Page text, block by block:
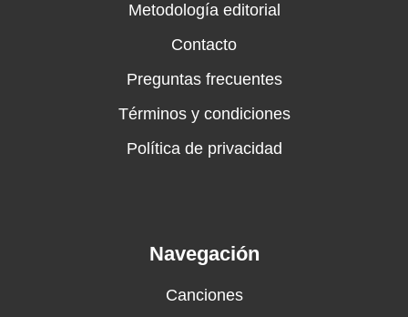
Metodología editorial
Contacto
Preguntas frecuentes
Términos y condiciones
Política de privacidad
Navegación
Canciones